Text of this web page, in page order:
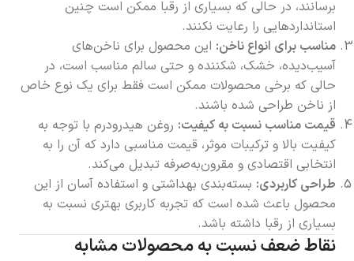
برسانند، در حالی که بسیاری از رقبا ممکن است چنین
استانداردهایی را رعایت نکنند.
مناسب برای انواع ناخن: این محصول برای ناخن‌های
آسیب‌دیده، خشک، شکننده و حتی سالم مناسب است، در
حالی که برخی محصولات ممکن است فقط برای یک نوع خاص
از ناخن طراحی شده باشند.
قیمت مناسب نسبت به کیفیت: روغن هیدرودرم با توجه به
کیفیت بالا و ترکیبات موثر، قیمت مناسبی دارد که آن را به
انتخابی اقتصادی و مقرون‌به‌صرفه تبدیل می‌کند.
طراحی کاربردی: بسته‌بندی بهداشتی و استفاده آسان از این
محصول باعث شده است که تجربه کاربری بهتری نسبت به
بسیاری از رقبا داشته باشد.
نقاط ضعف نسبت به محصولات مشابه